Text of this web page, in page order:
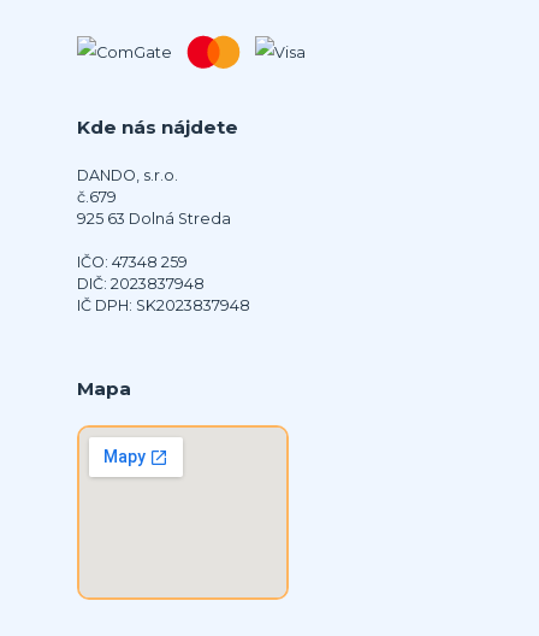
Kde nás nájdete
DANDO, s.r.o.
č.679
925 63 Dolná Streda
IČO: 47348 259
DIČ: 2023837948
IČ DPH: SK2023837948
Mapa